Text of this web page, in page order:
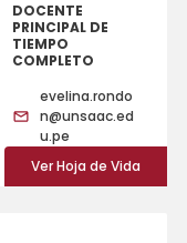
DOCENTE
PRINCIPAL DE
TIEMPO
COMPLETO
evelina.rondo
n@unsaac.ed
u.pe
Ver Hoja de Vida